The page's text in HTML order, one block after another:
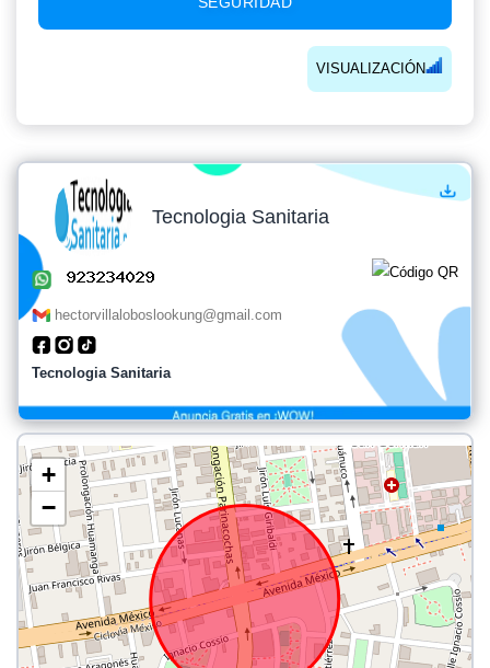
VISUALIZACIÓN
Tecnologia Sanitaria
hectorvillaloboslookung@gmail.com
Tecnologia Sanitaria
+
−